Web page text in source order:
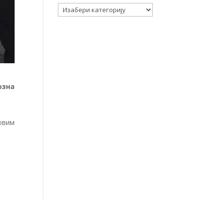
Категорије